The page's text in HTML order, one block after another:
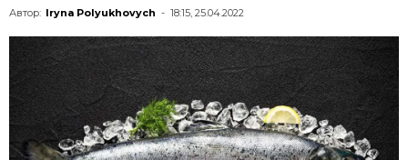
Автор: Iryna Polyukhovych - 18:15, 25.04.2022